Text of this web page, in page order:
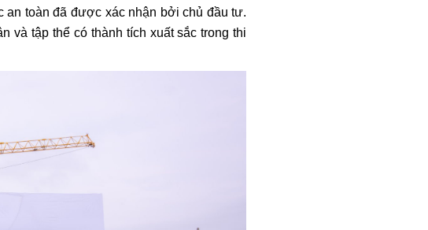
an toàn đã được xác nhận bởi chủ đầu tư.
và tập thể có thành tích xuất sắc trong thi